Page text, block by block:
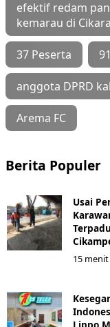
efektif redam
kemarau di
37 Peserta
anggota DPRD
Arema FC
Berita Populer
Usai
15 menit